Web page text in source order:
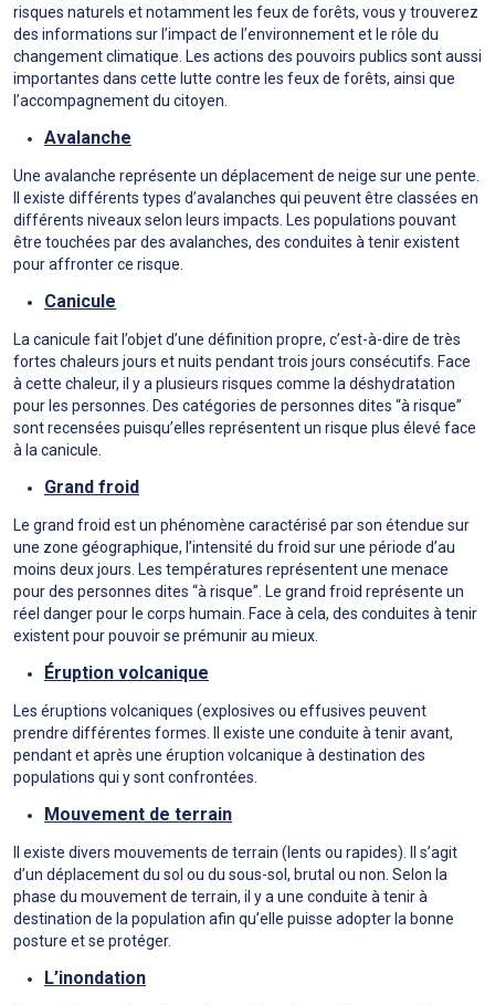
risques naturels et notamment les feux de forêts, vous y trouverez
des informations sur l’impact de l’environnement et le rôle du
changement climatique. Les actions des pouvoirs publics sont aussi
importantes dans cette lutte contre les feux de forêts, ainsi que
l’accompagnement du citoyen.
Avalanche
Une avalanche représente un déplacement de neige sur une pente.
Il existe différents types d’avalanches qui peuvent être classées en
différents niveaux selon leurs impacts. Les populations pouvant
être touchées par des avalanches, des conduites à tenir existent
pour affronter ce risque.
Canicule
La canicule fait l’objet d’une définition propre, c’est-à-dire de très
fortes chaleurs jours et nuits pendant trois jours consécutifs. Face
à cette chaleur, il y a plusieurs risques comme la déshydratation
pour les personnes. Des catégories de personnes dites “à risque”
sont recensées puisqu’elles représentent un risque plus élevé face
à la canicule.
Grand froid
Le grand froid est un phénomène caractérisé par son étendue sur
une zone géographique, l’intensité du froid sur une période d’au
moins deux jours. Les températures représentent une menace
pour des personnes dites “à risque”. Le grand froid représente un
réel danger pour le corps humain. Face à cela, des conduites à tenir
existent pour pouvoir se prémunir au mieux.
Éruption volcanique
Les éruptions volcaniques (explosives ou effusives peuvent
prendre différentes formes. Il existe une conduite à tenir avant,
pendant et après une éruption volcanique à destination des
populations qui y sont confrontées.
Mouvement de terrain
Il existe divers mouvements de terrain (lents ou rapides). Il s’agit
d’un déplacement du sol ou du sous-sol, brutal ou non. Selon la
phase du mouvement de terrain, il y a une conduite à tenir à
destination de la population afin qu’elle puisse adopter la bonne
posture et se protéger.
L’inondation